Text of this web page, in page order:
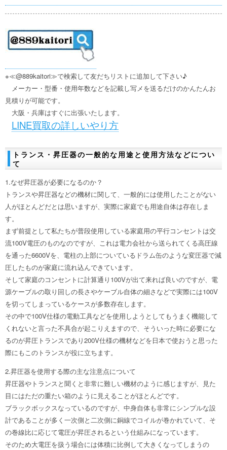
※≪@889kaitori≫で検索して友だちリストに追加して下さい♪
メーカー・型番・使用年数などを記載し写メを送るだけのかんたんお
見積りが可能です。
大阪・兵庫はすぐに出張いたします。
LINE買取の詳しいやり方
トランス・昇圧器の一般的な用途と使用方法などについ
て
1.なぜ昇圧器が必要になるのか？
トランスや昇圧器などの機材に関して、一般的には使用したことがない
人がほとんどだとは思いますが、実際に家庭でも用途自体は存在しま
す。
まず前提として私たちが普段使用している家庭用の平行コンセントは交
流100V電圧のものなのですが、これは電力会社から送られてくる高圧線
を通った6600Vを、電柱の上部についているドラム缶のような変圧器で減
圧したものが家庭に流れ込んできています。
そして家庭のコンセントに計算通り100Vが出て来れば良いのですが、電
源ケーブルの取り回しの長さやケーブル自体の細さなどで実際には100V
を切ってしまっているケースが多数存在します。
その中で100V仕様の電動工具などを使用しようとしてもうまく機能して
くれないと言った不具合が起こりえますので、そういった時に必要にな
るのが昇圧トランスであり200V仕様の機材などを日本で使おうと思った
際にもこのトランスが役に立ちます。
2.昇圧器を使用する際の主な注意点について
昇圧器やトランスと聞くと非常に難しい機材のように感じますが、見た
目にはただの重たい箱のように見えることがほとんどです。
ブラックボックスなっているのですが、中身自体も非常にシンプルな設
計であることが多く一次側と二次側に銅線でコイルが巻かれていて、そ
の巻線比に応じて電圧が昇圧されるという仕組みになっています。
そのため大電圧を扱う場合には体積に比例して大きくなってしまうの